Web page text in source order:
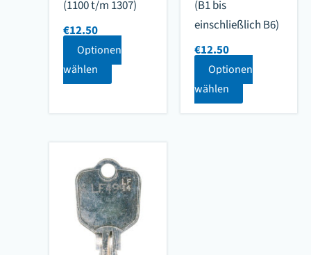
(1100 t/m 1307)
€12.50
Optionen
wählen
(B1 bis
einschließlich B6)
€12.50
Optionen
wählen